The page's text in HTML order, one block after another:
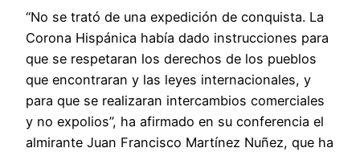
“No se trató de una expedición de conquista. La
Corona Hispánica había dado instrucciones para
que se respetaran los derechos de los pueblos
que encontraran y las leyes internacionales, y
para que se realizaran intercambios comerciales
y no expolios”, ha afirmado en su conferencia el
almirante Juan Francisco Martínez Nuñez, que ha